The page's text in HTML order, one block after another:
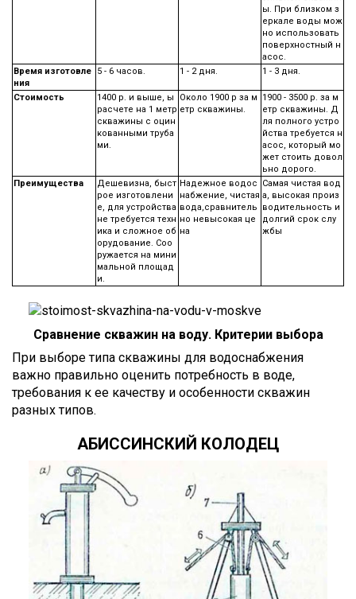
ы. При близком з
еркале воды мож
но использовать
поверхностный н
асос.
Время изготовле
ния
5 - 6 часов. 1 - 2 дня. 1 - 3 дня.
Стоимость
1400 р. и выше, ы
расчете на 1 метр
скважины с оцин
кованными труба
ми.
Около 1900 р за м
етр скважины.
1900 - 3500 р. за м
етр скважины. Д
ля полного устро
йства требуется н
асос, который мо
жет стоить довол
ьно дорого.
Преимущества
Дешевизна, быст
рое изготовлени
е, для устройства
не требуется техн
ика и сложное об
орудование. Соо
ружается на мини
мальной площад
и.
Надежное водос
набжение, чистая
вода,сравнитель
но невысокая це
на
Самая чистая вод
а, высокая произ
водительность и
долгий срок слу
жбы
Сравнение скважин на воду. Критерии выбора
При выборе типа скважины для водоснабжения
важно правильно оценить потребность в воде,
требования к ее качеству и особенности скважин
разных типов.
АБИССИНСКИЙ КОЛОДЕЦ